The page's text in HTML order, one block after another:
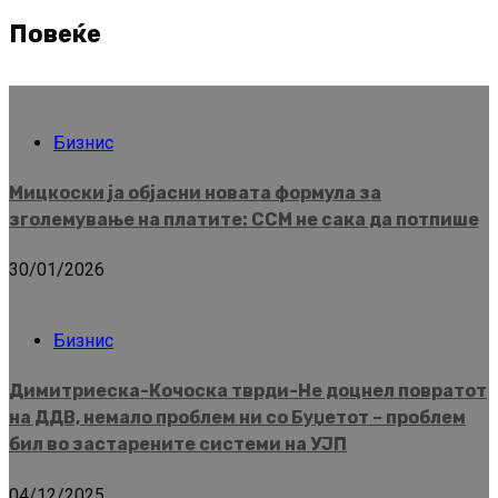
Повеќе
Бизнис
Мицкоски ја објасни новата формула за
зголемување на платите: ССМ не сака да потпише
30/01/2026
Бизнис
Димитриеска-Кочоска тврди-Не доцнел повратот
на ДДВ, немало проблем ни со Буџетот – проблем
бил во застарените системи на УЈП